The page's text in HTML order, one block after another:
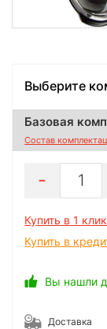
Выберите
Базовая
Состав
1
Купить в 1 клик
Купить в
Вы нашли
Доставка